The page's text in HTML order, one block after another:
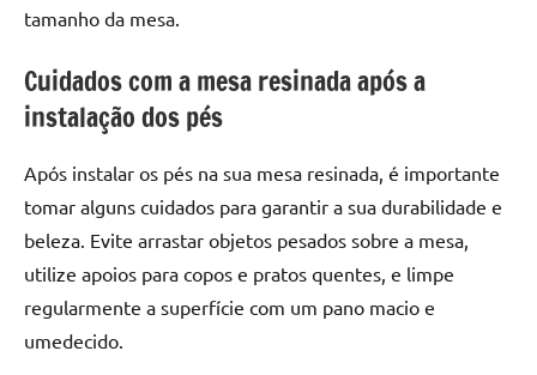
de
de
alta
qualidade,
as
populares
River
Tables
e
mesas
tamanho da mesa.
Cuidados com a mesa resinada após a
instalação dos pés
Após instalar os pés na sua mesa resinada, é importante
tomar alguns cuidados para garantir a sua durabilidade e
beleza. Evite arrastar objetos pesados sobre a mesa,
utilize apoios para copos e pratos quentes, e limpe
regularmente a superfície com um pano macio e
umedecido.